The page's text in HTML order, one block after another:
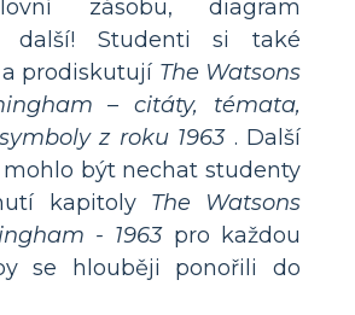
zásobu, diagram
další! Studenti si také
prodiskutují The Watsons
– citáty, témata,
z roku 1963. Další
být nechat studenty
kapitoly The Watsons
- 1963pro každou
se hlouběji ponořili do